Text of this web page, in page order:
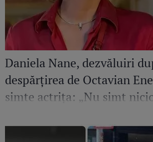
Daniela Nane, dezvăluiri
despărțirea de Octavian
simte actrița: „Nu simt